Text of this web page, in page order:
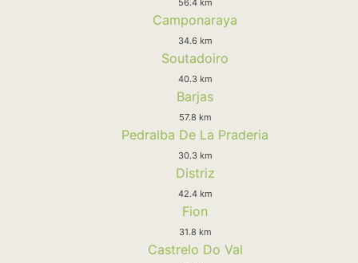
Camponaraya
34.6 km
Soutadoiro
40.3 km
Barjas
57.8 km
Pedralba De La Praderia
30.3 km
Distriz
42.4 km
Fion
31.8 km
Castrelo Do Val